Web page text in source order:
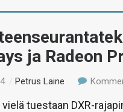
ja Radeon
/Petrus Laine
tuestaan DXR-